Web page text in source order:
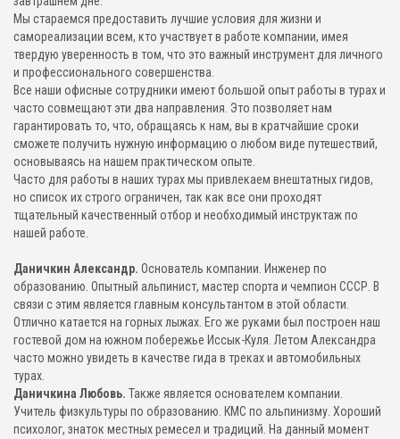
Мы стараемся предоставить лучшие условия для жизни и
самореализации всем, кто участвует в работе компании, имея
твердую уверенность в том, что это важный инструмент для личного
и профессионального совершенства.
Все наши офисные сотрудники имеют большой опыт работы в турах и
часто совмещают эти два направления. Это позволяет нам
гарантировать то, что, обращаясь к нам, вы в кратчайшие сроки
сможете получить нужную информацию о любом виде путешествий,
основываясь на нашем практическом опыте.
Часто для работы в наших турах мы привлекаем внештатных гидов,
но список их строго ограничен, так как все они проходят
тщательный качественный отбор и необходимый инструктаж по
нашей работе.
Даничкин Александр. Основатель компании. Инженер по
образованию. Опытный альпинист, мастер спорта и чемпион СССР. В
связи с этим является главным консультантом в этой области.
Отлично катается на горных лыжах. Его же руками был построен наш
гостевой дом на южном побережье Иссык-Куля. Летом Александра
часто можно увидеть в качестве гида в треках и автомобильных
турах.
Даничкина Любовь. Также является основателем компании.
Учитель физкультуры по образованию. КМС по альпинизму. Хороший
психолог, знаток местных ремесел и традиций. На данный момент